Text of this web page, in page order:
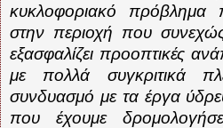
κυκλοφοριακό πρόβλημα
στην περιοχή που
εξασφαλίζει προοπτικές
με πολλά συγκριτικά
συνδυασμό με τα έργα
που έχουμε